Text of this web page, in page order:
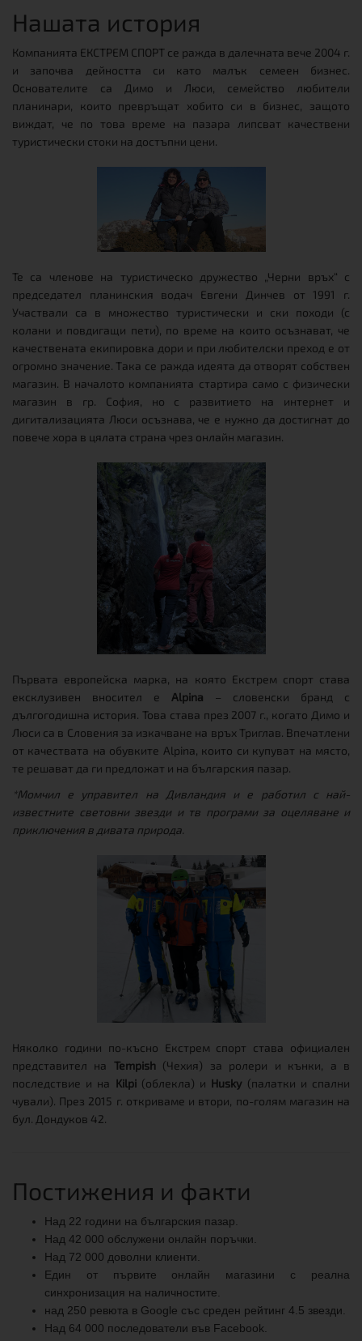
Нашата история
Компанията ЕКСТРЕМ СПОРТ се ражда в далечната вече 2004 г.
и започва дейността си като малък семеен бизнес.
Основателите са Димо и Люси, семейство любители
планинари, които превръщат хобито си в бизнес, защото
виждат, че по това време на пазара липсват качествени
туристически стоки на достъпни цени.
Те са членове на туристическо дружество „Черни връх“ с
председател планинския водач Евгени Динчев от 1991 г.
Участвали са в множество туристически и ски походи (с
колани и повдигащи пети), по време на които осъзнават, че
качествената екипировка дори и при любителски преход е от
огромно значение. Така се ражда идеята да отворят собствен
магазин. В началото компанията стартира само с физически
магазин в гр. София, но с развитието на интернет и
дигитализацията Люси осъзнава, че е нужно да достигнат до
повече хора в цялата страна чрез онлайн магазин.
Първата европейска марка, на която Екстрем спорт става
ексклузивен вносител е Alpina – словенски бранд с
дългогодишна история. Това става през 2007 г., когато Димо и
Люси са в Словения за изкачване на връх Триглав. Впечатлени
от качествата на обувките Alpina, които си купуват на място,
те решават да ги предложат и на българския пазар.
*Момчил е управител на Дивландия и е работил с най-
известните световни звезди и тв програми за оцеляване и
приключения в дивата природа.
Няколко години по-късно Екстрем спорт става официален
представител на Tempish(Чехия) за ролери и кънки, а в
последствие и на Kilpi(облекла) и Husky (палатки и спални
чували). През 2015 г. откриваме и втори, по-голям магазин на
бул. Дондуков 42.
Постижения и факти
Над 22 години на българския пазар.
Над 42 000 обслужени онлайн поръчки.
Над 72 000 доволни клиенти.
Един от първите онлайн магазини с реална
синхронизация на наличностите.
над 250 ревюта в Google със среден рейтинг 4.5 звезди.
Над 64 000 последователи във Facebook.